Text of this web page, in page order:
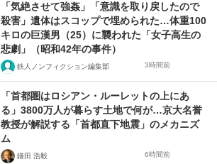
「気絶させて強姦」「意識を取り戻したので
殺害」遺体はスコップで埋められた…体重100
キロの巨漢男（25）に襲われた「女子高生の
悲劇」（昭和42年の事件）
鉄人ノンフィクション編集部 3時間前
「首都圏はロシアン・ルーレットの上にあ
る」3800万人が暮らす土地で何が…京大名誉
教授が解説する「首都直下地震」のメカニズ
ム
鎌田 浩毅 6時間前